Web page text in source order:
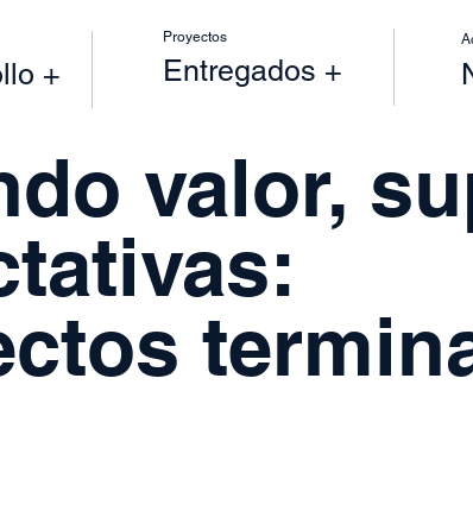
+
Proyectos
Entregados +
valor,